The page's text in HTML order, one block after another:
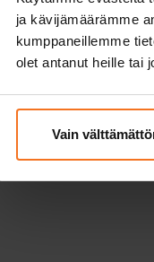
ja kävijämäärämme
kumppaneillemme
olet antanut heille tai
Vain
jolla on ennestään paljon
esimerkiksi
sisältää vain lakisääteisen